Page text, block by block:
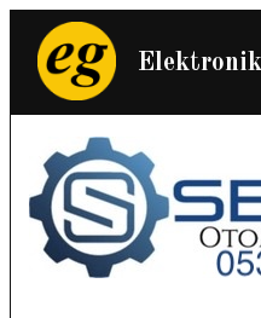
Skip
content